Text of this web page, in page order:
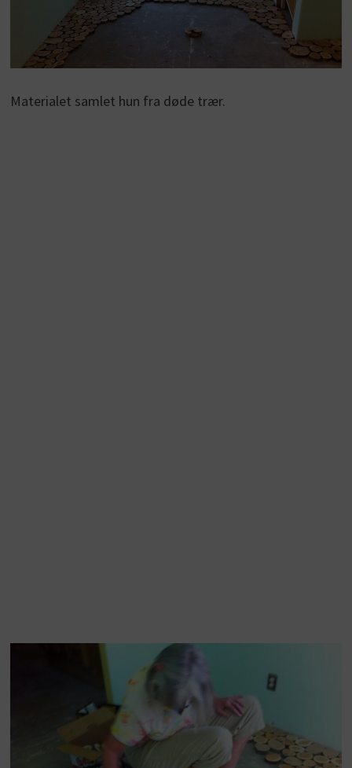
Materialet samlet hun fra døde trær.